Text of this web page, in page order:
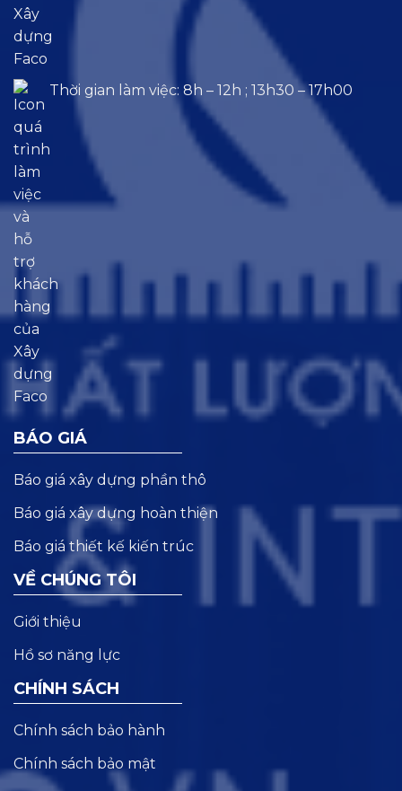
Thời gian làm việc: 8h – 12h ; 13h30 – 17h00
BÁO GIÁ
Báo giá xây dựng phần thô
Báo giá xây dựng hoàn thiện
Báo giá thiết kế kiến trúc
VỀ CHÚNG TÔI
Giới thiệu
Hồ sơ năng lực
CHÍNH SÁCH
Chính sách bảo hành
Chính sách bảo mật